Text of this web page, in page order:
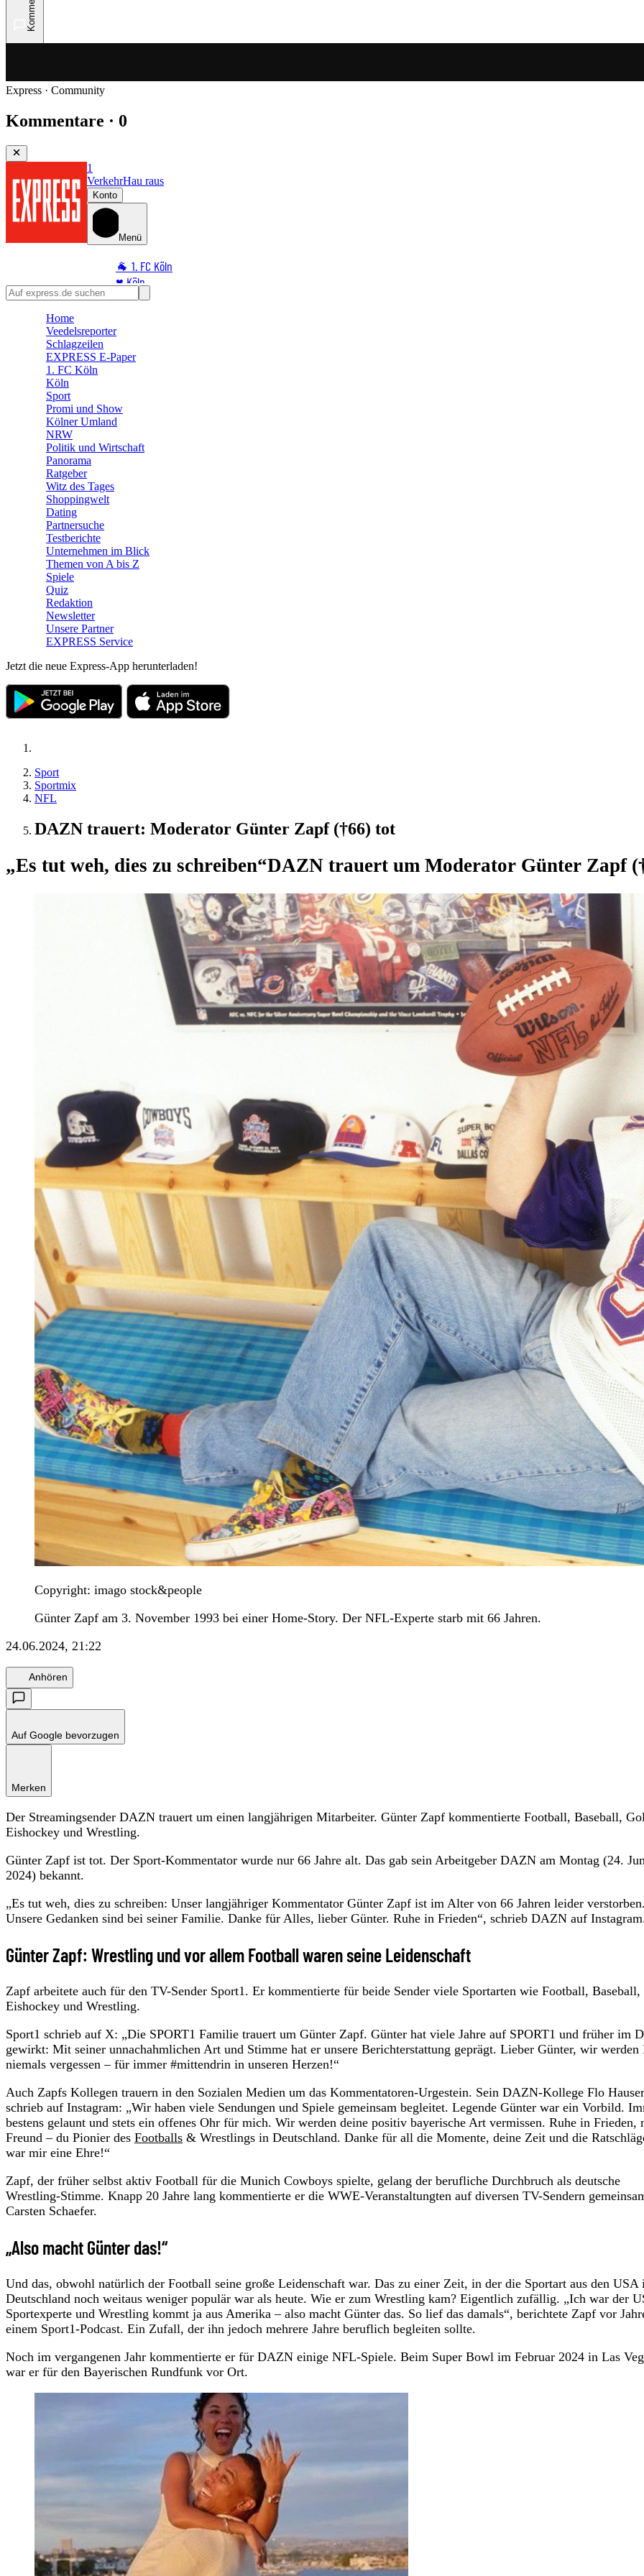
Express · Community
Kommentare · 0
1
VerkehrHau raus
Konto
Menü
🐐 1. FC Köln
♥️ Köln
⭐ Promi
🛒 Shoppingwelt
🧩 Spiele
Home
Veedelsreporter
Schlagzeilen
EXPRESS E-Paper
1. FC Köln
Köln
Sport
Promi und Show
Kölner Umland
NRW
Politik und Wirtschaft
Panorama
Ratgeber
Witz des Tages
Shoppingwelt
Dating
Partnersuche
Testberichte
Unternehmen im Blick
Themen von A bis Z
Spiele
Quiz
Redaktion
Newsletter
Unsere Partner
EXPRESS Service
Jetzt die neue Express-App herunterladen!
Sport
Sportmix
NFL
DAZN trauert: Moderator Günter Zapf (†66) tot
„Es tut weh, dies zu schreiben“DAZN trauert um Moderator Günter Zapf
Copyright: imago stock&people
Günter Zapf am 3. November 1993 bei einer Home-Story. Der NFL-Experte starb mit 66 Jahren.
24.06.2024, 21:22
Anhören
Auf Google bevorzugen
Merken
Der Streamingsender DAZN trauert um einen langjährigen Mitarbeiter. Günter Zapf kommentierte Football, Baseball,
Eishockey und Wrestling.
Günter Zapf ist tot. Der Sport-Kommentator wurde nur 66 Jahre alt. Das gab sein Arbeitgeber DAZN am Montag (24.
2024) bekannt.
„Es tut weh, dies zu schreiben: Unser langjähriger Kommentator Günter Zapf ist im Alter von 66 Jahren leider
Unsere Gedanken sind bei seiner Familie. Danke für Alles, lieber Günter. Ruhe in Frieden“, schrieb DAZN auf
Günter Zapf: Wrestling und vor allem Football waren seine Leidenschaft
Zapf arbeitete auch für den TV-Sender Sport1. Er kommentierte für beide Sender viele Sportarten wie Football,
Eishockey und Wrestling.
Sport1 schrieb auf X: „Die SPORT1 Familie trauert um Günter Zapf. Günter hat viele Jahre auf SPORT1 und früher im
gewirkt: Mit seiner unnachahmlichen Art und Stimme hat er unsere Berichterstattung geprägt. Lieber Günter, wir werden
niemals vergessen – für immer #mittendrin in unseren Herzen!“
Auch Zapfs Kollegen trauern in den Sozialen Medien um das Kommentatoren-Urgestein. Sein DAZN-Kollege Flo Hauser
schrieb auf Instagram: „Wir haben viele Sendungen und Spiele gemeinsam begleitet. Legende Günter war ein Vorbild.
bestens gelaunt und stets ein offenes Ohr für mich. Wir werden deine positiv bayerische Art vermissen. Ruhe in Frieden,
Freund – du Pionier des Footballs & Wrestlings in Deutschland. Danke für all die Momente, deine Zeit und die
war mir eine Ehre!“
Zapf, der früher selbst aktiv Football für die Munich Cowboys spielte, gelang der berufliche Durchbruch als deutsche
Wrestling-Stimme. Knapp 20 Jahre lang kommentierte er die WWE-Veranstaltungten auf diversen TV-Sendern
Carsten Schaefer.
„Also macht Günter das!“
Und das, obwohl natürlich der Football seine große Leidenschaft war. Das zu einer Zeit, in der die Sportart aus den USA
Deutschland noch weitaus weniger populär war als heute. Wie er zum Wrestling kam? Eigentlich zufällig. „Ich war der
Sportexperte und Wrestling kommt ja aus Amerika – also macht Günter das. So lief das damals“, berichtete Zapf vor
einem Sport1-Podcast. Ein Zufall, der ihn jedoch mehrere Jahre beruflich begleiten sollte.
Noch im vergangenen Jahr kommentierte er für DAZN einige NFL-Spiele. Beim Super Bowl im Februar 2024 in Las
war er für den Bayerischen Rundfunk vor Ort.